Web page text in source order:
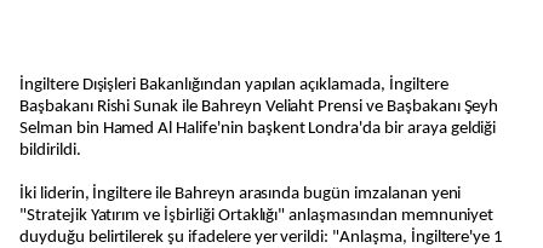
İngiltere Dışişleri Bakanlığından yapılan açıklamada, İngiltere
Başbakanı Rishi Sunak ile Bahreyn Veliaht Prensi ve Başbakanı Şeyh
Selman bin Hamed Al Halife'nin başkent Londra'da bir araya geldiği
bildirildi.
İki liderin, İngiltere ile Bahreyn arasında bugün imzalanan yeni
"Stratejik Yatırım ve İşbirliği Ortaklığı" anlaşmasından memnuniyet
duyduğu belirtilerek şu ifadelere yer verildi: "Anlaşma, İngiltere'ye 1